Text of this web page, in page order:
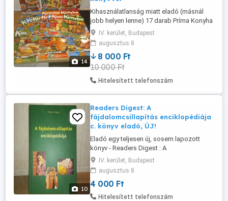
14
Kihasználatlanság miatt eladó (másnál
jobb helyen lenne) 17 darab Príma Konyha
magazin. 2003-2006-os kiadás. Tökéletes
állapotúak, csak megvettem őket.
Továbbá van még a csomagban 2 db.
Meglepetés karcsúsító különszám, 1 db.
Tina újság, 1 db. Kiskegyed konyhája, 1
Rama házi sütemények receptfüzet, ...
IV. kerület, Budapest
augusztus 8
8 000 Ft
10 000 Ft
Hitelesített telefonszám
10
Readers Digest: A
fájdalomcsillapítás enciklopédiája
c. könyv eladó, ÚJ!
Eladó egy teljesen új, sosem lapozott
könyv - Readers Digest : A
fájdalomcsillapítás enciklopédiája
címmel. Színes fotókkal, ábrákkal
gazdagon illusztrálva. Kemény kötésű.
Újpesten átvehető, vagy Foxpost szállítás
kérhető.
IV. kerület, Budapest
augusztus 8
4 000 Ft
Hitelesített telefonszám